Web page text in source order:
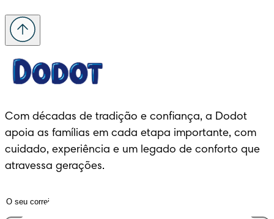
Com décadas de tradição e confiança, a Dodot
apoia as famílias em cada etapa importante, com
cuidado, experiência e um legado de conforto que
atravessa gerações.